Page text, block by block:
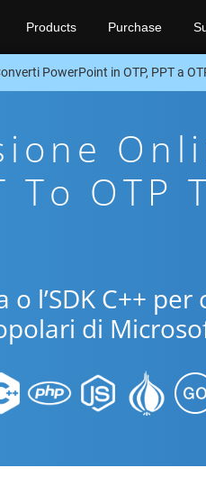
Products Purchase
PowerPoint in OTP, PPT a
To OTP
l’SDK C++
di